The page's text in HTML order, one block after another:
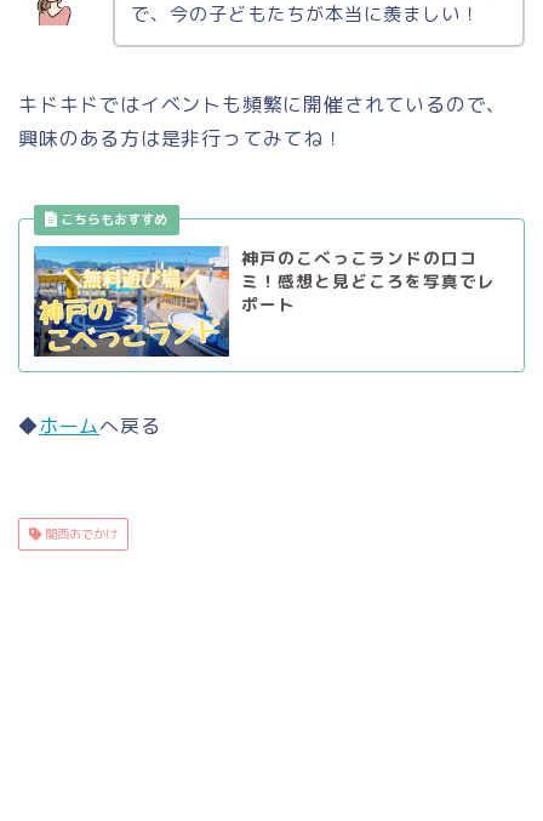
で、今の子どもたちが本当に羨ましい！
キドキドではイベントも頻繁に開催されているので、
興味のある方は是非行ってみてね！
神戸のこべっこランドの口コ
ミ！感想と見どころを写真でレ
ポート
◆ホームへ戻る
関西おでかけ